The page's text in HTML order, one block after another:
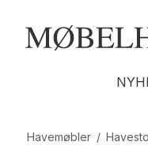
Havemøbler /